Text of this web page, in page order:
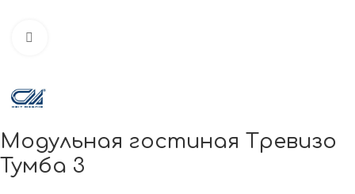
Модульная гостиная Тревизо
Тумба 3